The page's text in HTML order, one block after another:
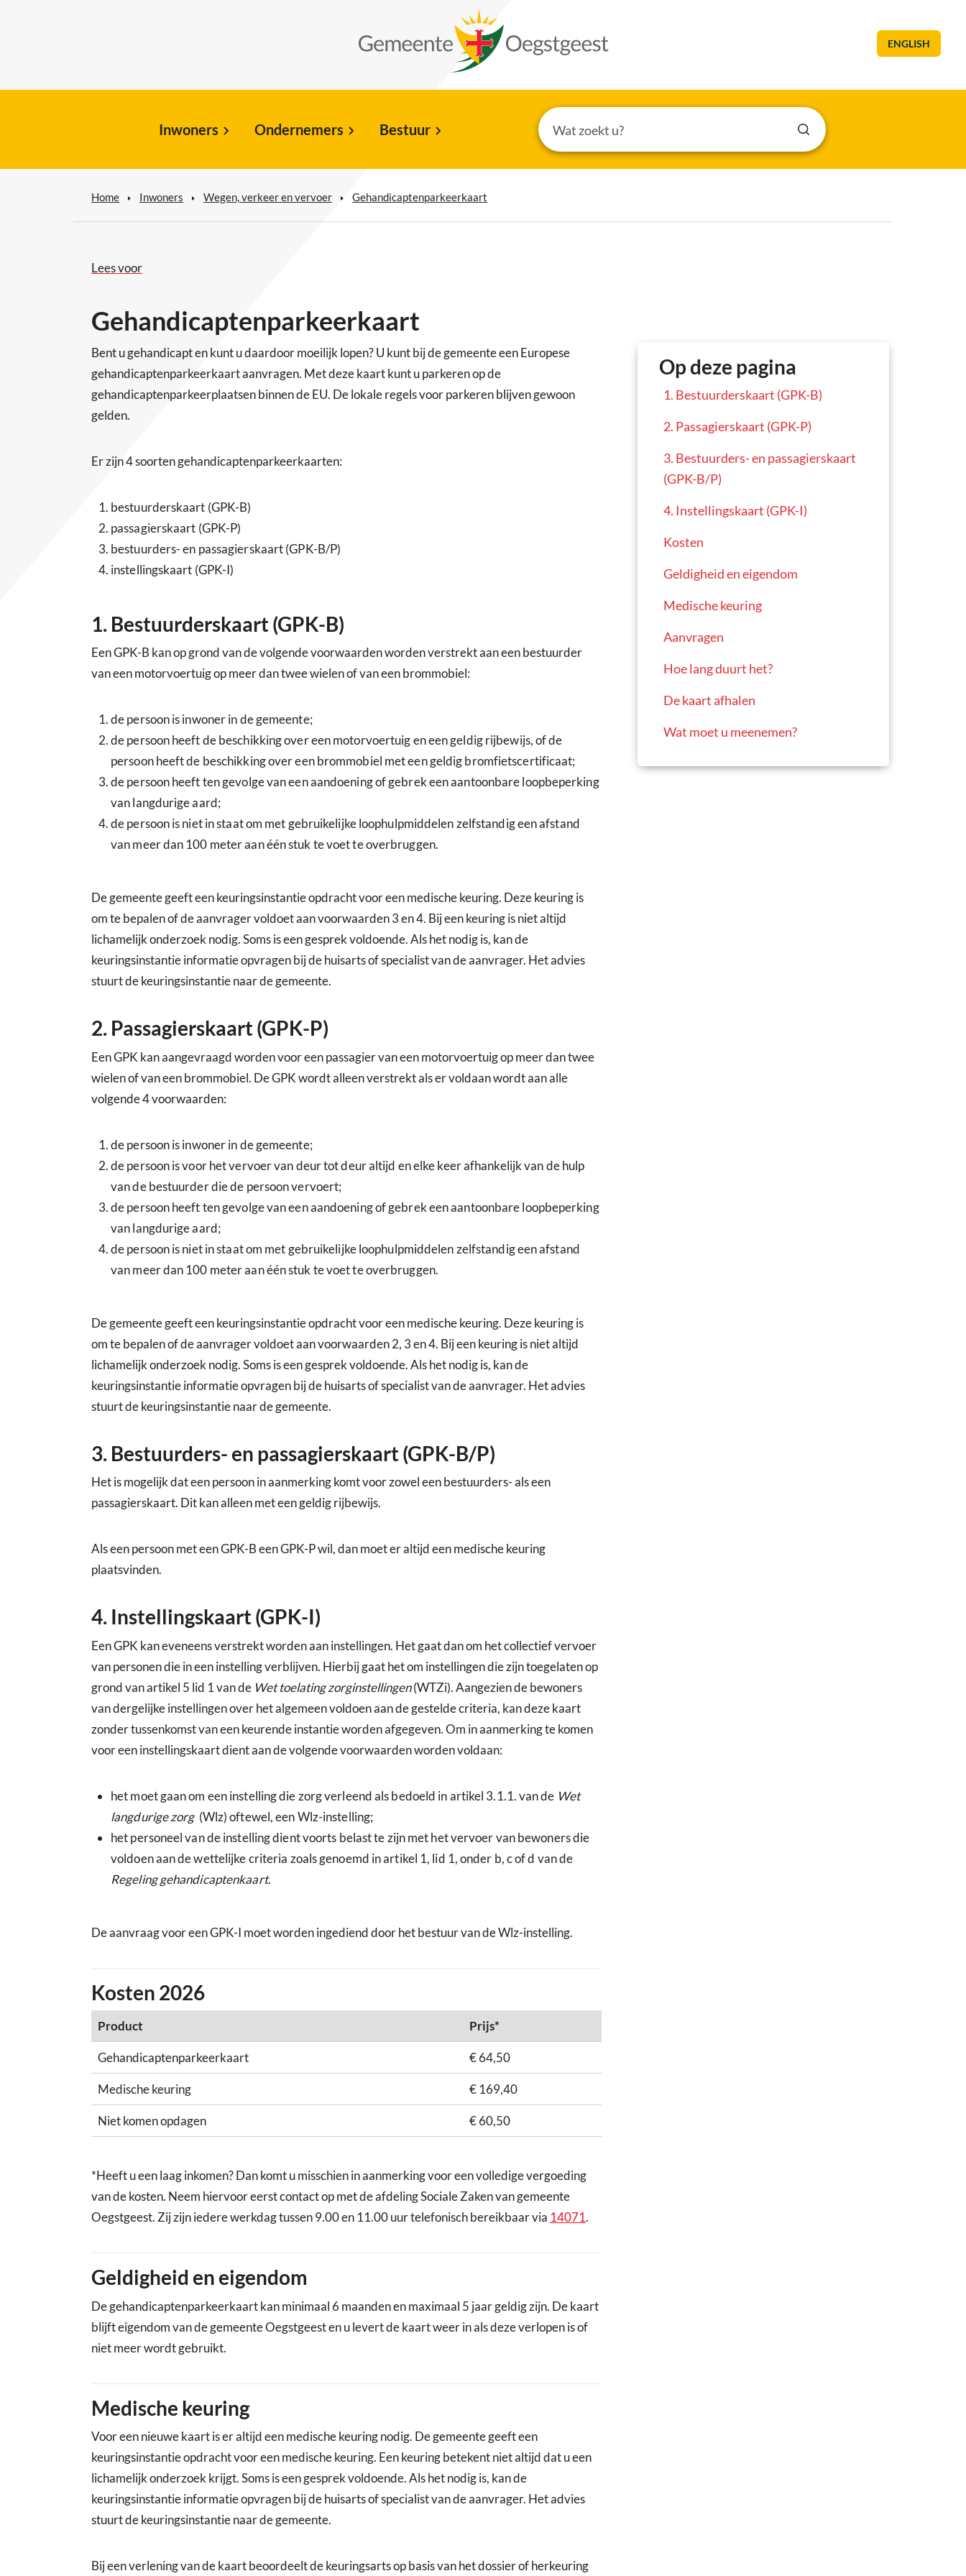
ENGLISH
Inwoners Ondernemers Bestuur
Home Inwoners Wegen, verkeer en vervoer Gehandicaptenparkeerkaart
Lees voor
Gehandicaptenparkeerkaart
Op deze pagina
1. Bestuurderskaart (GPK-B)
2. Passagierskaart (GPK-P)
3. Bestuurders- en passagierskaart
(GPK-B/P)
4. Instellingskaart (GPK-I)
Kosten
Geldigheid en eigendom
Medische keuring
Aanvragen
Hoe lang duurt het?
De kaart afhalen
Wat moet u meenemen?
Bent u gehandicapt en kunt u daardoor moeilijk lopen? U kunt bij de gemeente een Europese
gehandicaptenparkeerkaart aanvragen. Met deze kaart kunt u parkeren op de
gehandicaptenparkeerplaatsen binnen de EU. De lokale regels voor parkeren blijven gewoon
gelden.
Er zijn 4 soorten gehandicaptenparkeerkaarten:
bestuurderskaart (GPK-B)
passagierskaart (GPK-P)
bestuurders- en passagierskaart (GPK-B/P)
instellingskaart (GPK-I)
1. Bestuurderskaart (GPK-B)
Een GPK-B kan op grond van de volgende voorwaarden worden verstrekt aan een bestuurder
van een motorvoertuig op meer dan twee wielen of van een brommobiel:
de persoon is inwoner in de gemeente;
de persoon heeft de beschikking over een motorvoertuig en een geldig rijbewijs, of de
persoon heeft de beschikking over een brommobiel met een geldig bromfietscertificaat;
de persoon heeft ten gevolge van een aandoening of gebrek een aantoonbare loopbeperking
van langdurige aard;
de persoon is niet in staat om met gebruikelijke loophulpmiddelen zelfstandig een afstand
van meer dan 100 meter aan één stuk te voet te overbruggen.
De gemeente geeft een keuringsinstantie opdracht voor een medische keuring. Deze keuring is
om te bepalen of de aanvrager voldoet aan voorwaarden 3 en 4. Bij een keuring is niet altijd
lichamelijk onderzoek nodig. Soms is een gesprek voldoende. Als het nodig is, kan de
keuringsinstantie informatie opvragen bij de huisarts of specialist van de aanvrager. Het advies
stuurt de keuringsinstantie naar de gemeente.
2. Passagierskaart (GPK-P)
Een GPK kan aangevraagd worden voor een passagier van een motorvoertuig op meer dan twee
wielen of van een brommobiel. De GPK wordt alleen verstrekt als er voldaan wordt aan alle
volgende 4 voorwaarden:
de persoon is inwoner in de gemeente;
de persoon is voor het vervoer van deur tot deur altijd en elke keer afhankelijk van de hulp
van de bestuurder die de persoon vervoert;
de persoon heeft ten gevolge van een aandoening of gebrek een aantoonbare loopbeperking
van langdurige aard;
de persoon is niet in staat om met gebruikelijke loophulpmiddelen zelfstandig een afstand
van meer dan 100 meter aan één stuk te voet te overbruggen.
De gemeente geeft een keuringsinstantie opdracht voor een medische keuring. Deze keuring is
om te bepalen of de aanvrager voldoet aan voorwaarden 2, 3 en 4. Bij een keuring is niet altijd
lichamelijk onderzoek nodig. Soms is een gesprek voldoende. Als het nodig is, kan de
keuringsinstantie informatie opvragen bij de huisarts of specialist van de aanvrager. Het advies
stuurt de keuringsinstantie naar de gemeente.
3. Bestuurders- en passagierskaart (GPK-B/P)
Het is mogelijk dat een persoon in aanmerking komt voor zowel een bestuurders- als een
passagierskaart. Dit kan alleen met een geldig rijbewijs.
Als een persoon met een GPK-B een GPK-P wil, dan moet er altijd een medische keuring
plaatsvinden.
4. Instellingskaart (GPK-I)
Een GPK kan eveneens verstrekt worden aan instellingen. Het gaat dan om het collectief vervoer
van personen die in een instelling verblijven. Hierbij gaat het om instellingen die zijn toegelaten op
grond van artikel 5 lid 1 van de Wet toelating zorginstellingen(WTZi). Aangezien de bewoners
van dergelijke instellingen over het algemeen voldoen aan de gestelde criteria, kan deze kaart
zonder tussenkomst van een keurende instantie worden afgegeven. Om in aanmerking te komen
voor een instellingskaart dient aan de volgende voorwaarden worden voldaan:
het moet gaan om een instelling die zorg verleend als bedoeld in artikel 3.1.1. van de Wet
langdurige zorg(Wlz) oftewel, een Wlz-instelling;
het personeel van de instelling dient voorts belast te zijn met het vervoer van bewoners die
voldoen aan de wettelijke criteria zoals genoemd in artikel 1, lid 1, onder b, c of d van de
Regeling gehandicaptenkaart.
De aanvraag voor een GPK-I moet worden ingediend door het bestuur van de Wlz-instelling.
Kosten 2026
Product Prijs*
Gehandicaptenparkeerkaart € 64,50
Medische keuring € 169,40
Niet komen opdagen € 60,50
*Heeft u een laag inkomen? Dan komt u misschien in aanmerking voor een volledige vergoeding
van de kosten. Neem hiervoor eerst contact op met de afdeling Sociale Zaken van gemeente
Oegstgeest. Zij zijn iedere werkdag tussen 9.00 en 11.00 uur telefonisch bereikbaar via 14071.
Geldigheid en eigendom
De gehandicaptenparkeerkaart kan minimaal 6 maanden en maximaal 5 jaar geldig zijn. De kaart
blijft eigendom van de gemeente Oegstgeest en u levert de kaart weer in als deze verlopen is of
niet meer wordt gebruikt.
Medische keuring
Voor een nieuwe kaart is er altijd een medische keuring nodig. De gemeente geeft een
keuringsinstantie opdracht voor een medische keuring. Een keuring betekent niet altijd dat u een
lichamelijk onderzoek krijgt. Soms is een gesprek voldoende. Als het nodig is, kan de
keuringsinstantie informatie opvragen bij de huisarts of specialist van de aanvrager. Het advies
stuurt de keuringsinstantie naar de gemeente.
Bij een verlening van de kaart beoordeelt de keuringsarts op basis van het dossier of herkeuring